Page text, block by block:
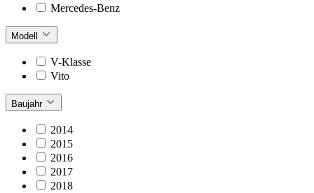
Mercedes-Benz
Modell
V-Klasse
Vito
Baujahr
2014
2015
2016
2017
2018